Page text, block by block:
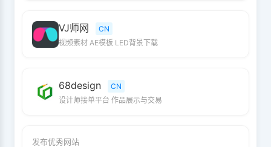
VJ师网
CN
视频素材 AE模板 LED背景下载
68design
CN
设计师接单平台 作品展示与交易
发布优秀网站